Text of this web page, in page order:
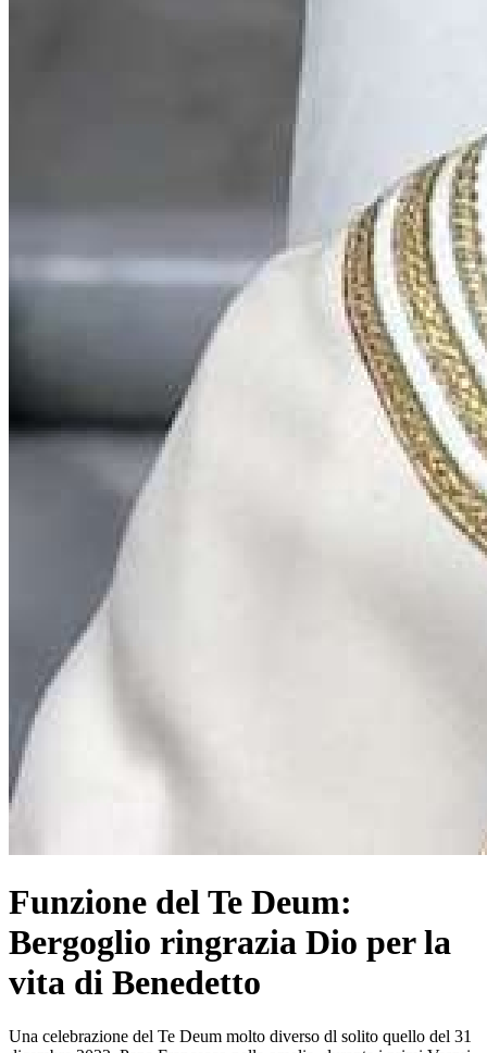
Funzione del Te Deum:
Bergoglio ringrazia Dio per la
vita di Benedetto
Una celebrazione del Te Deum molto diverso dl solito quello del 31